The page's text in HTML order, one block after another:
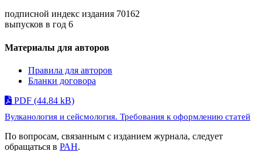
подписной индекс издания 70162
выпусков в год 6
Материалы для авторов
Правила для авторов
Бланки договора
PDF (44.84 kB)
Вулканология и сейсмология. Требования к оформлению статей
По вопросам, связанным c изданием журнала, следует
обращаться в РАН.